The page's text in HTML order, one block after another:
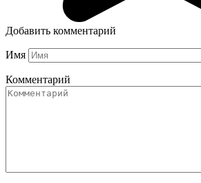
Добавить комментарий
Имя
Комментарий